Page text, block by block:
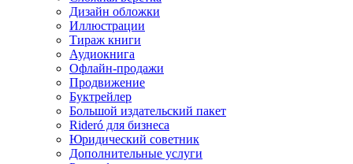
Дизайн обложки
Иллюстрации
Тираж книги
Аудиокнига
Офлайн-продажи
Продвижение
Буктрейлер
Большой издательский пакет
Rideró для бизнеса
Юридический советник
Дополнительные услуги